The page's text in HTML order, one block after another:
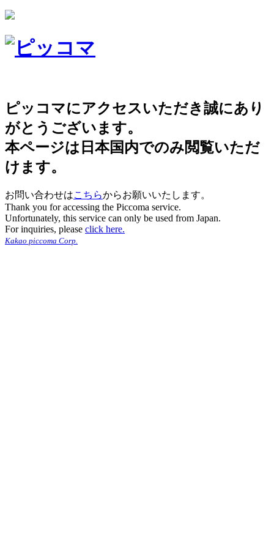
ピッコマにアクセスいただき誠にあり
がとうございます。
本ページは日本国内でのみ閲覧いただ
けます。
お問い合わせはこちらからお願いいたします。
Thank you for accessing the Piccoma service.
Unfortunately, this service can only be used from Japan.
For inquiries, please click here.
Kakao piccoma Corp.